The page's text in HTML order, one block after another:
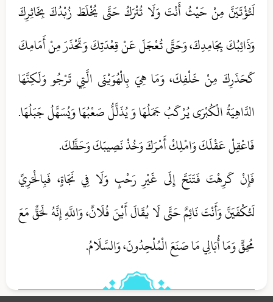
لَتُؤْتَيَنَّ مِنْ حَيْثُ أَنْتَ وَلَا تُتْرَكُ حَتَّى يُخْلَطَ زُبْدُكَ بِخَاثِرِكَ
وَذَائِبُكَ بِجَامِدِكَ، وَحَتَّى تُعْجَلَ عَنْ قِعْدَتِكَ وَتَحْذَرَ مِنْ أَمَامِكَ
كَحَذَرِكَ مِنْ خَلْفِكَ، وَمَا هِيَ بِالْهُوَيْنَى الَّتِي تَرْجُو وَلَكِنَّهَا
الدَّاهِيَةُ الْكُبْرَى يُرْكَبُ جَمَلُهَا وَ يُذَلَّلُّ صَعْبُهَا وَيُسَهَّلُ جَبَلُهَا.
فَاعْقِلْ عَقْلَكَ وَامْلِكْ أَمْرَكَ وَخُذْ نَصِيبَكَ وَحَظَّكَ.
فَإِنْ كَرِهْتَ فَتَنَحَّ إِلَى غَيْرِ رَحْبٍ وَلَا فِي نَجَاةٍ، فَبِالْحَرِيِّ
لَتُكْفَيَنَّ وَأَنْتَ نَائِمٌ حَتَّى لَا يُقَالَ أَيْنَ فُلَانٌ، وَاللَّهِ إِنَّهُ لَحَقٌّ مَعَ
مُحِقٍّ وَمَا أُبَالِي مَا صَنَعَ الْمُلْحِدُونَ، وَالسَّلَامُ.